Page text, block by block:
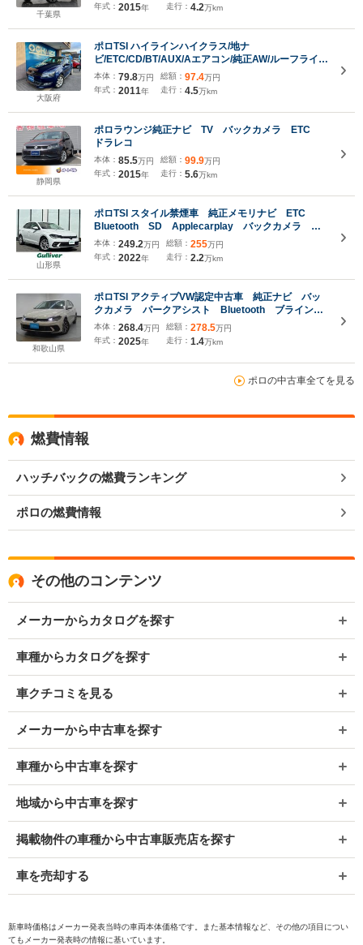
千葉県
年式： 2015年
走行： 4.2万km
大阪府
ポロTSI ハイラインハイクラス/地ナ
ビ/ETC/CD/BT/AUX/Aエアコン/純正AW/ルーフライニ
ングOK/スペアキー有/取説有/シャドーブルーメタリ
ック/フォルクスワーゲン専門店
本体： 79.8万円
年式： 2011年
総額： 97.4万円
走行： 4.5万km
静岡県
ポロラウンジ純正ナビ TV バックカメラ ETC
ドラレコ
本体： 85.5万円
年式： 2015年
総額： 99.9万円
走行： 5.6万km
山形県
ポロTSI スタイル禁煙車 純正メモリナビ ETC
Bluetooth SD Applecarplay バックカメラ 寒
冷地仕様 MTモード付AT 追従走行付クルーズコン
トロール 前後コーナーセンサー パーキングアシス
本体： 249.2万円
年式： 2022年
総額： 255万円
走行： 2.2万km
和歌山県
ポロTSI アクティブVW認定中古車 純正ナビ バッ
クカメラ パークアシスト Bluetooth ブラインド
スポットモニター クリアランスソナー スペアキ
ー 純正アルミホイール ETC LEDヘッドライト
本体： 268.4万円
年式： 2025年
総額： 278.5万円
走行： 1.4万km
ポロの中古車全てを見る
燃費情報
ハッチバックの燃費ランキング
ポロの燃費情報
その他のコンテンツ
メーカーからカタログを探す
車種からカタログを探す
車クチコミを見る
メーカーから中古車を探す
車種から中古車を探す
地域から中古車を探す
掲載物件の車種から中古車販売店を探す
車を売却する
新車時価格はメーカー発表当時の車両本体価格です。また基本情報など、その他の項目につい
てもメーカー発表時の情報に基いています。